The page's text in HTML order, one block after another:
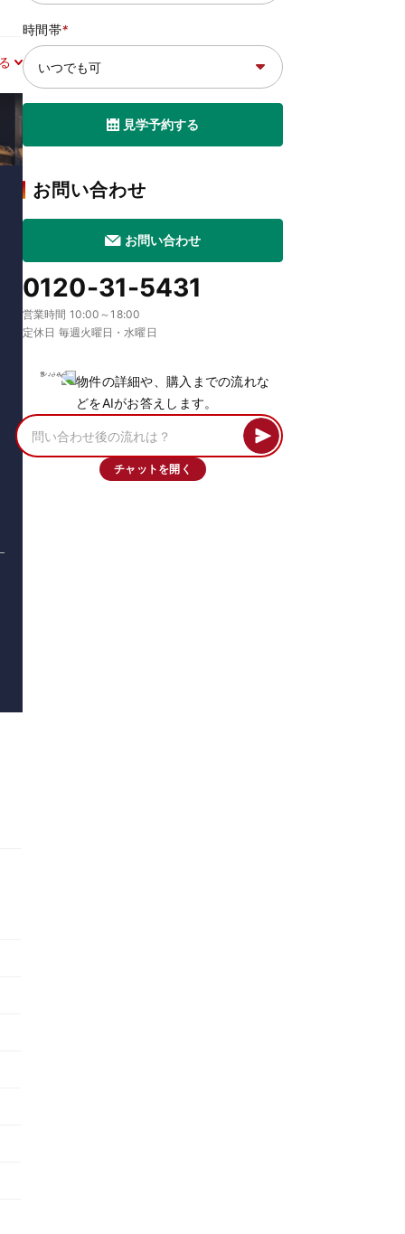
時間帯*
見学予約する
お問い合わせ
お問い合わせ
0120-31-5431
営業時間 10:00～18:00
定休日 毎週火曜日・水曜日
物件の詳細や、購入までの流れな
どをAIがお答えします。
チャットを開く